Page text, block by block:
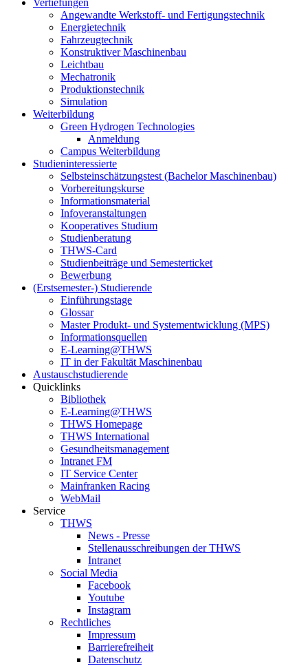
Vertiefungen
Angewandte Werkstoff- und Fertigungstechnik
Energietechnik
Fahrzeugtechnik
Konstruktiver Maschinenbau
Leichtbau
Mechatronik
Produktionstechnik
Simulation
Weiterbildung
Green Hydrogen Technologies
Anmeldung
Campus Weiterbildung
Studieninteressierte
Selbsteinschätzungstest (Bachelor Maschinenbau)
Vorbereitungskurse
Informationsmaterial
Infoveranstaltungen
Kooperatives Studium
Studienberatung
THWS-Card
Studienbeiträge und Semesterticket
Bewerbung
(Erstsemester-) Studierende
Einführungstage
Glossar
Master Produkt- und Systementwicklung (MPS)
Informationsquellen
E-Learning@THWS
IT in der Fakultät Maschinenbau
Austauschstudierende
Quicklinks
Bibliothek
E-Learning@THWS
THWS Homepage
THWS International
Gesundheitsmanagement
Intranet FM
IT Service Center
Mainfranken Racing
WebMail
Service
THWS
News - Presse
Stellenausschreibungen der THWS
Intranet
Social Media
Facebook
Youtube
Instagram
Rechtliches
Impressum
Barrierefreiheit
Datenschutz